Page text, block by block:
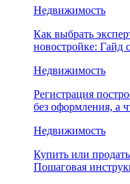
Недвижимость
Как выбрать
новостройке: Гайд
Недвижимость
Регистрация
без оформления, а
Недвижимость
Купить или
Пошаговая